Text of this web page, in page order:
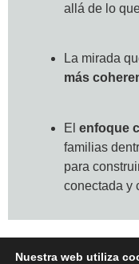
allá de lo
La mirada
más
El enfoque
familias
para
conectada y
Este recurso nace
Nuestra web utiliza